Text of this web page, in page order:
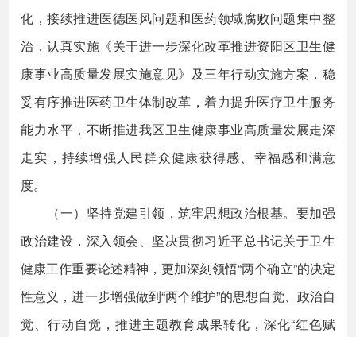
化，接续推进医德医风问题和医药领域腐败问题集中整
治，认真实施《关于进一步深化改革推进资阳区卫生健
康事业高质量发展实施意见》及三年行动实施方案，稳
妥有序推进医药卫生体制改革，着力提升医疗卫生服务
能力水平，不断推进我区卫生健康事业高质量发展走深
走实，持续增强人民群众健康获得感、幸福感和满意
度。
（一）坚持党建引领，筑牢思想政治根基。要加强
政治建设，深入领会、坚决贯彻习近平总书记关于卫生
健康工作重要论述精神，更加深刻领悟“两个确立”的决定
性意义，进一步增强做到“两个维护”的思想自觉、政治自
觉、行动自觉，推进主题教育成果转化，深化“红色赋